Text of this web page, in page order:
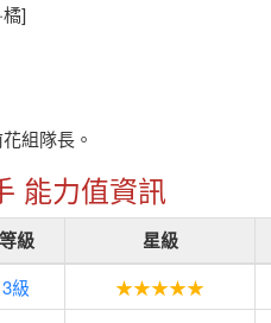
橘]
組隊長。
能力值資訊
等級 星級
3級 ★★★★★